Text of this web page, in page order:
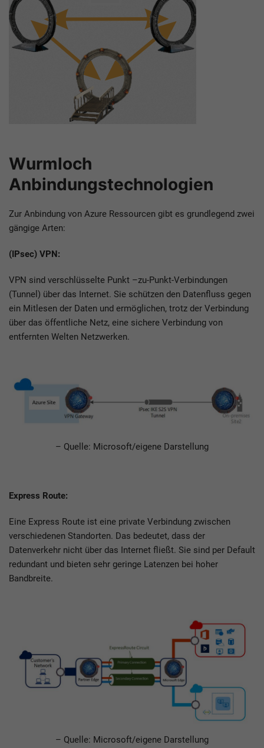
Wurmloch
Anbindungstechnologien
Zur Anbindung von Azure Ressourcen gibt es grundlegend zwei
gängige Arten:
(IPsec) VPN:
VPN sind verschlüsselte Punkt –zu-Punkt-Verbindungen
(Tunnel) über das Internet. Sie schützen den Datenfluss gegen
ein Mitlesen der Daten und ermöglichen, trotz der Verbindung
über das öffentliche Netz, eine sichere Verbindung von
entfernten Welten Netzwerken.
– Quelle: Microsoft/eigene Darstellung
Express Route:
Eine Express Route ist eine private Verbindung zwischen
verschiedenen Standorten. Das bedeutet, dass der
Datenverkehr nicht über das Internet fließt. Sie sind per Default
redundant und bieten sehr geringe Latenzen bei hoher
Bandbreite.
– Quelle: Microsoft/eigene Darstellung